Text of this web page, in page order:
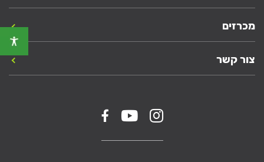
מכרזים
צור קשר